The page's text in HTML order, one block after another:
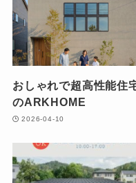
おしゃれで超高性能住
のARKHOME
2026-04-10